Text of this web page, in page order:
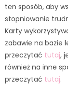
ten sposób, aby
stopniowanie
Karty
zabawie na bazie
przeczytać tutaj,
również na inne
przeczytać tutaj.